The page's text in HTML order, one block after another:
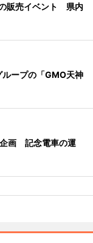
販売イベント 県内
ープの「GMO天神
画 記念電車の運